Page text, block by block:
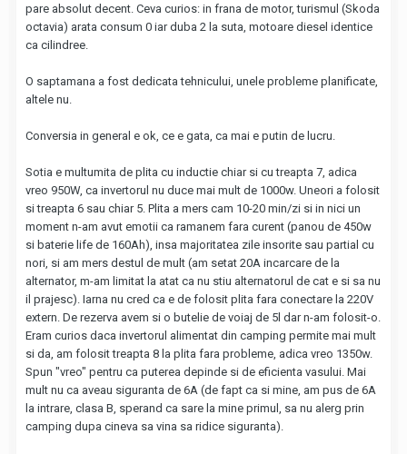
pare absolut decent. Ceva curios: in frana de motor, turismul (Skoda
octavia) arata consum 0 iar duba 2 la suta, motoare diesel identice
ca cilindree.
O saptamana a fost dedicata tehnicului, unele probleme planificate,
altele nu.
Conversia in general e ok, ce e gata, ca mai e putin de lucru.
Sotia e multumita de plita cu inductie chiar si cu treapta 7, adica
vreo 950W, ca invertorul nu duce mai mult de 1000w. Uneori a folosit
si treapta 6 sau chiar 5. Plita a mers cam 10-20 min/zi si in nici un
moment n-am avut emotii ca ramanem fara curent (panou de 450w
si baterie life de 160Ah), insa majoritatea zile insorite sau partial cu
nori, si am mers destul de mult (am setat 20A incarcare de la
alternator, m-am limitat la atat ca nu stiu alternatorul de cat e si sa nu
il prajesc). Iarna nu cred ca e de folosit plita fara conectare la 220V
extern. De rezerva avem si o butelie de voiaj de 5l dar n-am folosit-o.
Eram curios daca invertorul alimentat din camping permite mai mult
si da, am folosit treapta 8 la plita fara probleme, adica vreo 1350w.
Spun "vreo" pentru ca puterea depinde si de eficienta vasului. Mai
mult nu ca aveau siguranta de 6A (de fapt ca si mine, am pus de 6A
la intrare, clasa B, sperand ca sare la mine primul, sa nu alerg prin
camping dupa cineva sa vina sa ridice siguranta).